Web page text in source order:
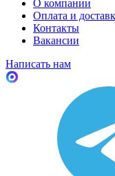
О компании
Оплата и
Контакты
Вакансии
Написать нам